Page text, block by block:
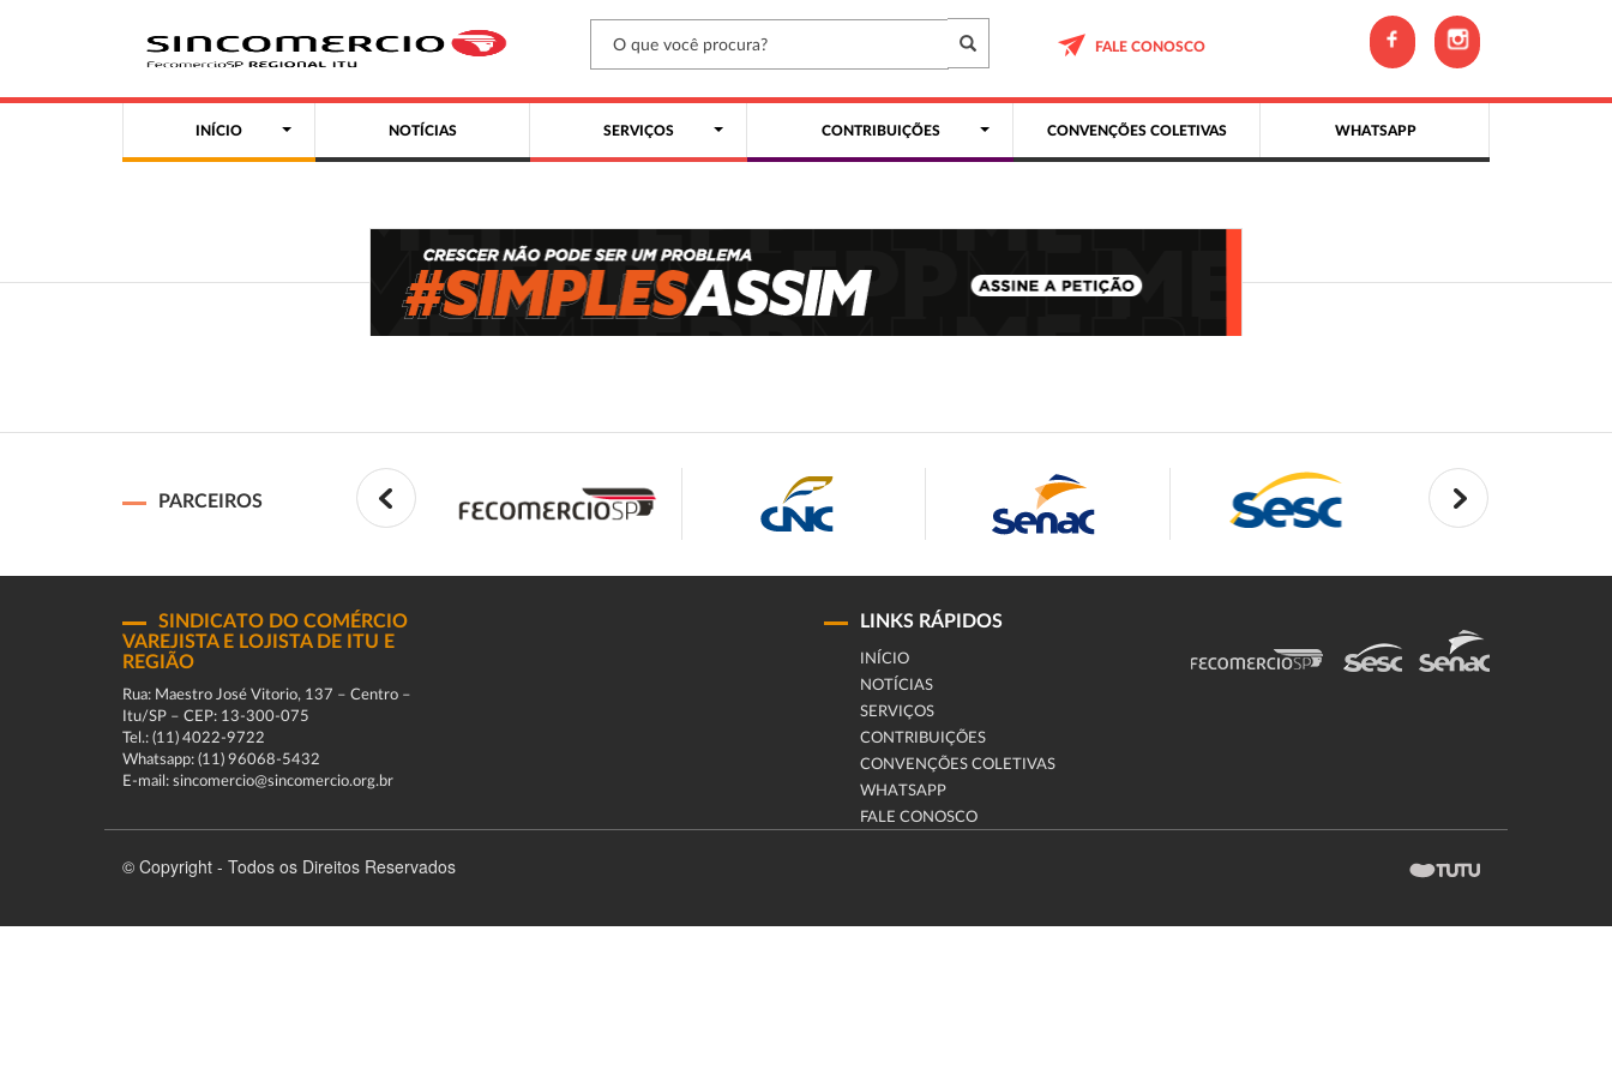
FALE CONOSCO
INÍCIO NOTÍCIAS SERVIÇOS CONTRIBUIÇÕES CONVENÇÕES COLETIVAS WHATSAPP
PARCEIROS
SINDICATO DO COMÉRCIO
VAREJISTA E LOJISTA DE ITU E
REGIÃO
Rua: Maestro José Vitorio, 137 – Centro –
Itu/SP – CEP: 13-300-075
Tel.: (11) 4022-9722
Whatsapp: (11) 96068-5432
E-mail: sincomercio@sincomercio.org.br
LINKS RÁPIDOS
INÍCIO
NOTÍCIAS
SERVIÇOS
CONTRIBUIÇÕES
CONVENÇÕES COLETIVAS
WHATSAPP
FALE CONOSCO
© Copyright - Todos os Direitos Reservados